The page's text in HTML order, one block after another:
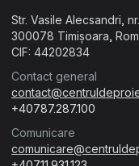
Str. Vasile Alecsandri,
300078 Timișoara,
CIF: 44202834
Contact general
+40787.287.100
Comunicare